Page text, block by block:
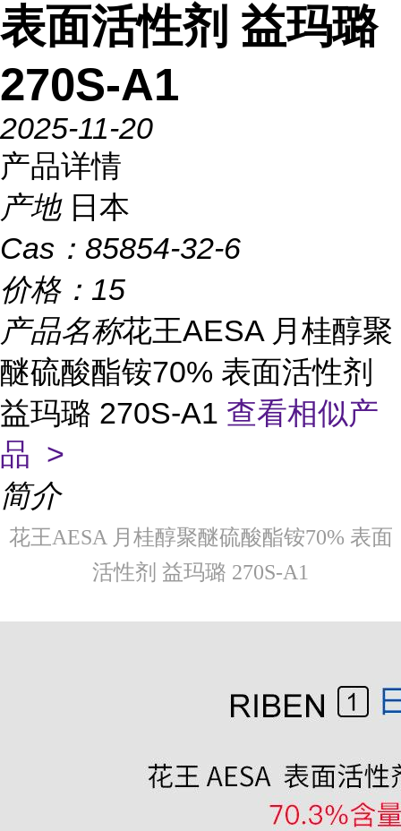
表面活性剂 益玛璐
270S-A1
2025-11-20
产品详情
产地 日本
Cas： 85854-32-6
价格： 15
产品名称花王AESA 月桂醇聚
醚硫酸酯铵70% 表面活性剂
益玛璐 270S-A1 查看相似产
品 >
简介
花王AESA 月桂醇聚醚硫酸酯铵70% 表面
活性剂 益玛璐 270S-A1